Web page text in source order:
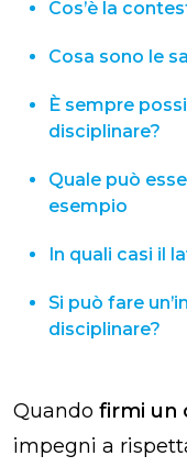
Cos’è la
Cosa sono le
È sempre
disciplinare?
Quale può
esempio
In quali casi il
Si può fare
disciplinare​?
Quando firmi un
impegni a